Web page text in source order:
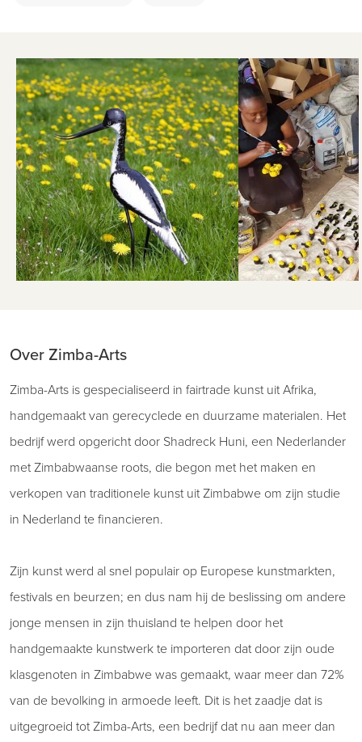
Over Zimba-Arts
Zimba-Arts is gespecialiseerd in fairtrade kunst uit Afrika,
handgemaakt van gerecyclede en duurzame materialen. Het
bedrijf werd opgericht door Shadreck Huni, een Nederlander
met Zimbabwaanse roots, die begon met het maken en
verkopen van traditionele kunst uit Zimbabwe om zijn studie
in Nederland te financieren.
Zijn kunst werd al snel populair op Europese kunstmarkten,
festivals en beurzen; en dus nam hij de beslissing om andere
jonge mensen in zijn thuisland te helpen door het
handgemaakte kunstwerk te importeren dat door zijn oude
klasgenoten in Zimbabwe was gemaakt, waar meer dan 72%
van de bevolking in armoede leeft. Dit is het zaadje dat is
uitgegroeid tot Zimba-Arts, een bedrijf dat nu aan meer dan